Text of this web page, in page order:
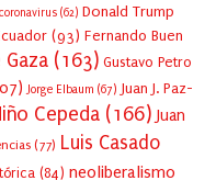
(62) Donald Trump
(93) Fernando Buen
(163) Gustavo Petro
Jorge Elbaum (67) Juan J. Paz-
Cepeda (166) Juan
(77) Luis Casado
(84) neoliberalismo